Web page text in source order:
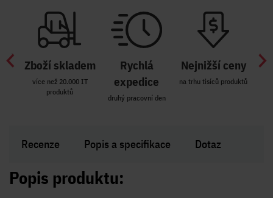
Zboží skladem
více než 20.000 IT
produktů
Rychlá
expedice
druhý pracovní den
Nejnižší ceny
na trhu tisíců produktů
Recenze Popis a specifikace Dotaz
Popis produktu: